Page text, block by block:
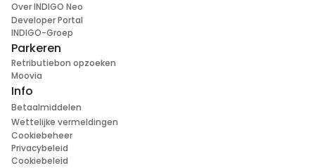
Over INDIGO Neo
Developer Portal
INDIGO-Groep
Parkeren
Retributiebon opzoeken
Moovia
Info
Betaalmiddelen
Wettelijke vermeldingen
Cookiebeheer
Privacybeleid
Cookiebeleid